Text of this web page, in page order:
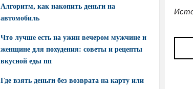
Алгоритм, как накопить деньги на
автомобиль
Что лучше есть на ужин вечером мужчине и
женщине для похудения: советы и рецепты
вкусной еды пп
Где взять деньги без возврата на карту или